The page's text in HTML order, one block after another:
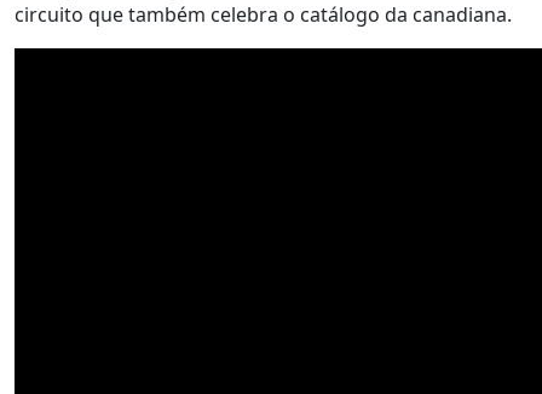
circuito que também celebra o catálogo da canadiana.